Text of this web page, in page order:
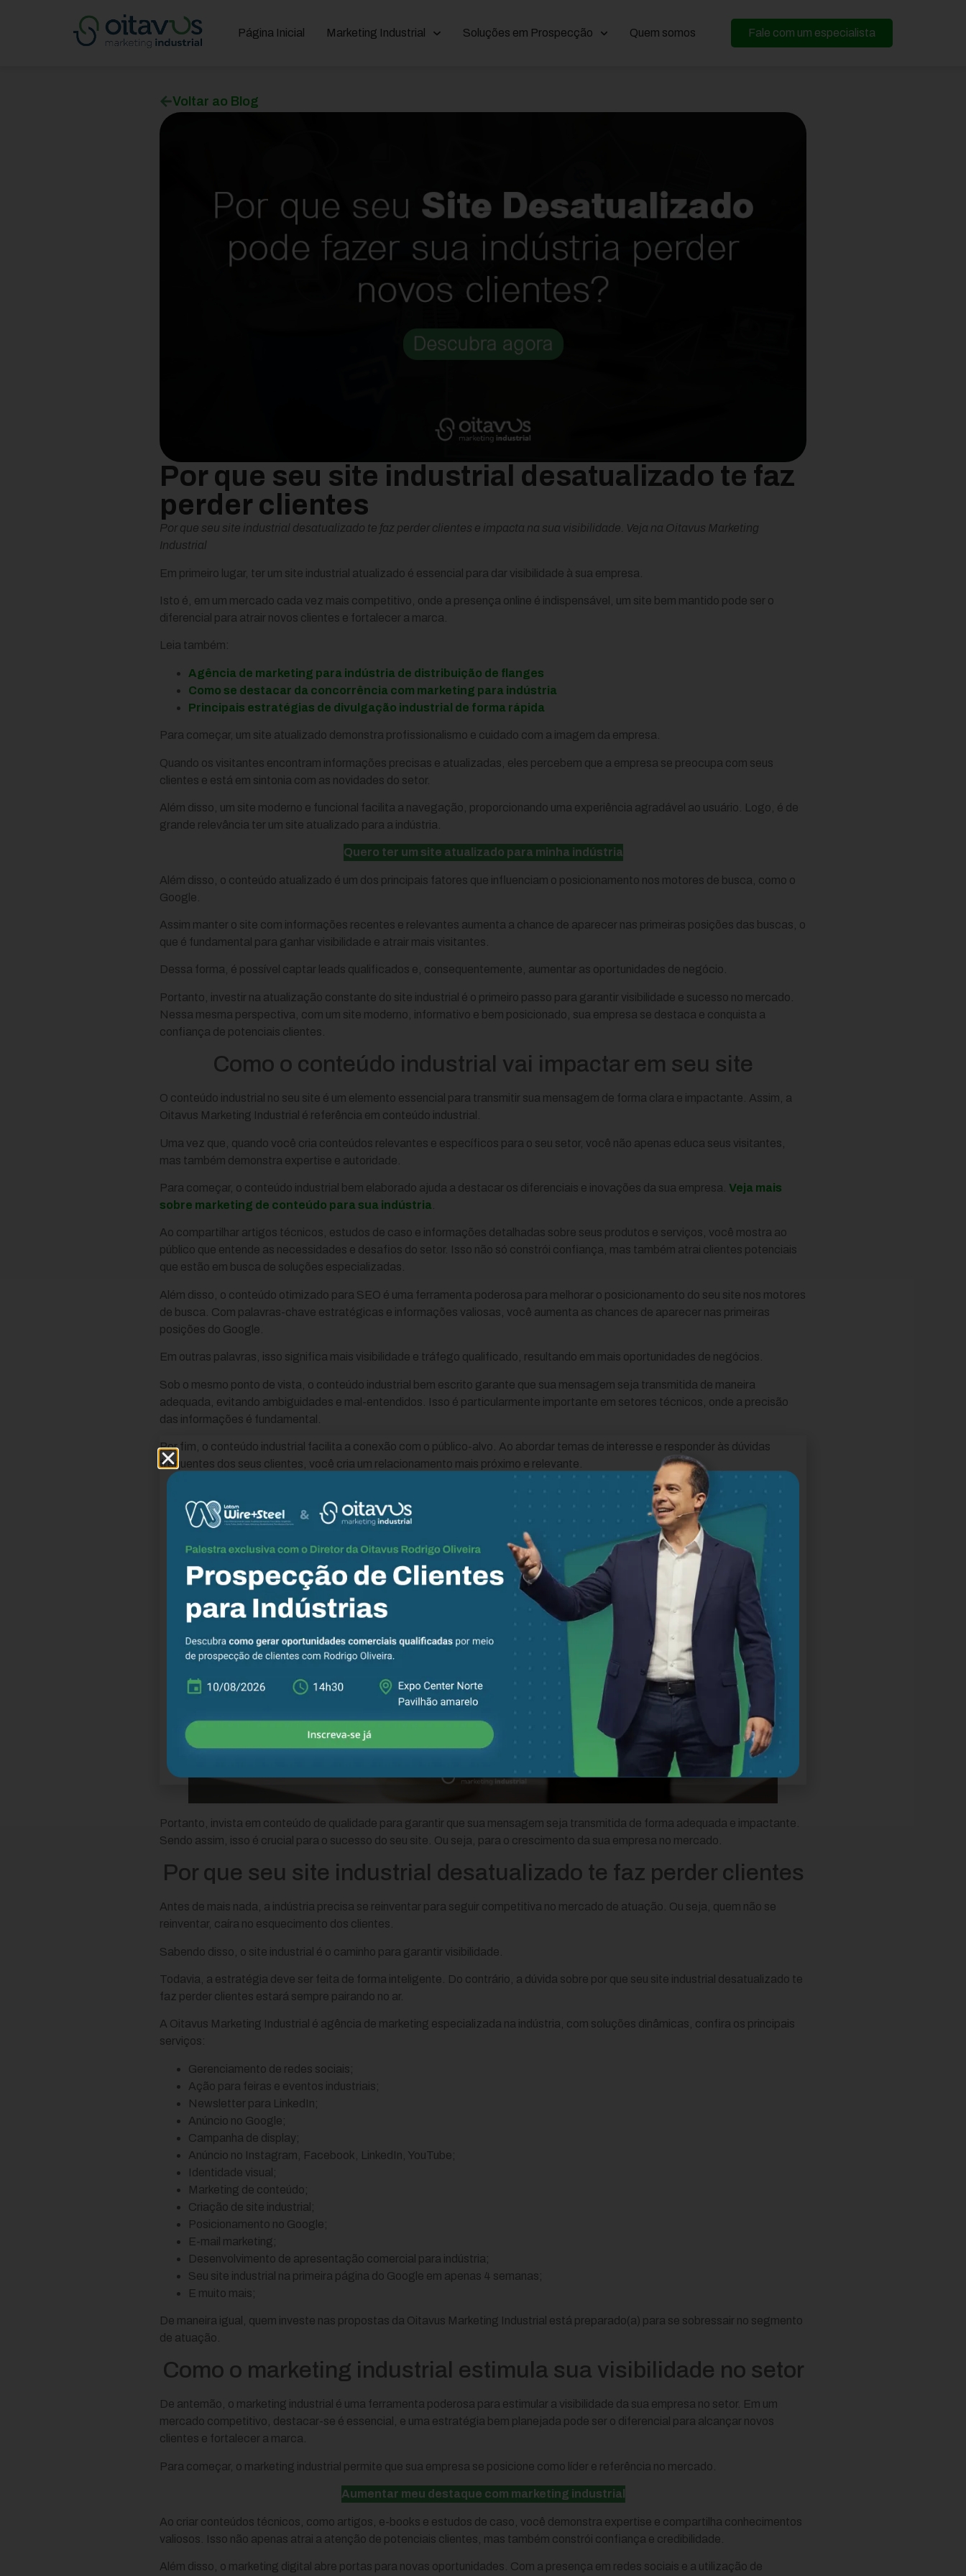
Página Inicial Marketing Industrial Soluções em Prospecção Quem somos Fale com um especialista
Voltar ao Blog
Por que seu site industrial desatualizado te faz
perder clientes
Por que seu site industrial desatualizado te faz perder clientes e impacta na sua visibilidade. Veja na Oitavus Marketing
Industrial
Em primeiro lugar, ter um site industrial atualizado é essencial para dar visibilidade à sua empresa.
Isto é, em um mercado cada vez mais competitivo, onde a presença online é indispensável, um site bem mantido pode ser o
diferencial para atrair novos clientes e fortalecer a marca.
Leia também:
Agência de marketing para indústria de distribuição de flanges
Como se destacar da concorrência com marketing para indústria
Principais estratégias de divulgação industrial de forma rápida
Para começar, um site atualizado demonstra profissionalismo e cuidado com a imagem da empresa.
Quando os visitantes encontram informações precisas e atualizadas, eles percebem que a empresa se preocupa com seus
clientes e está em sintonia com as novidades do setor.
Além disso, um site moderno e funcional facilita a navegação, proporcionando uma experiência agradável ao usuário. Logo, é de
grande relevância ter um site atualizado para a indústria.
Quero ter um site atualizado para minha indústria
Além disso, o conteúdo atualizado é um dos principais fatores que influenciam o posicionamento nos motores de busca, como o
Google.
Assim manter o site com informações recentes e relevantes aumenta a chance de aparecer nas primeiras posições das buscas, o
que é fundamental para ganhar visibilidade e atrair mais visitantes.
Dessa forma, é possível captar leads qualificados e, consequentemente, aumentar as oportunidades de negócio.
Portanto, investir na atualização constante do site industrial é o primeiro passo para garantir visibilidade e sucesso no mercado.
Nessa mesma perspectiva, com um site moderno, informativo e bem posicionado, sua empresa se destaca e conquista a
confiança de potenciais clientes.
Como o conteúdo industrial vai impactar em seu site
O conteúdo industrial no seu site é um elemento essencial para transmitir sua mensagem de forma clara e impactante. Assim, a
Oitavus Marketing Industrial é referência em conteúdo industrial.
Uma vez que, quando você cria conteúdos relevantes e específicos para o seu setor, você não apenas educa seus visitantes,
mas também demonstra expertise e autoridade.
Para começar, o conteúdo industrial bem elaborado ajuda a destacar os diferenciais e inovações da sua empresa. Veja mais
sobre marketing de conteúdo para sua indústria
Ao compartilhar artigos técnicos, estudos de caso e informações detalhadas sobre seus produtos e serviços, você mostra ao
público que entende as necessidades e desafios do setor. Isso não só constrói confiança, mas também atrai clientes potenciais
que estão em busca de soluções especializadas.
Além disso, o conteúdo otimizado para SEO é uma ferramenta poderosa para melhorar o posicionamento do seu site nos motores
de busca. Com palavras-chave estratégicas e informações valiosas, você aumenta as chances de aparecer nas primeiras
posições do Google.
Em outras palavras, isso significa mais visibilidade e tráfego qualificado, resultando em mais oportunidades de negócios.
Sob o mesmo ponto de vista, o conteúdo industrial bem escrito garante que sua mensagem seja transmitida de maneira
adequada, evitando ambiguidades e mal-entendidos. Isso é particularmente importante em setores técnicos, onde a precisão
das informações é fundamental.
Por fim, o conteúdo industrial facilita a conexão com o público-alvo. Ao abordar temas de interesse e responder às dúvidas
frequentes dos seus clientes, você cria um relacionamento mais próximo e relevante.
Portanto, invista em conteúdo de qualidade para garantir que sua mensagem seja transmitida de forma adequada e impactante.
Sendo assim, isso é crucial para o sucesso do seu site. Ou seja, para o crescimento da sua empresa no mercado.
Por que seu site industrial desatualizado te faz perder clientes
Antes de mais nada, a indústria precisa se reinventar para seguir competitiva no mercado de atuação. Ou seja, quem não se
reinventar, caíra no esquecimento dos clientes.
Sabendo disso, o site industrial é o caminho para garantir visibilidade.
Todavia, a estratégia deve ser feita de forma inteligente. Do contrário, a dúvida sobre por que seu site industrial desatualizado te
faz perder clientes estará sempre pairando no ar.
A Oitavus Marketing Industrial é agência de marketing especializada na indústria, com soluções dinâmicas, confira os principais
serviços:
Gerenciamento de redes sociais;
Ação para feiras e eventos industriais;
Newsletter para LinkedIn;
Anúncio no Google;
Campanha de display;
Anúncio no Instagram, Facebook, LinkedIn, YouTube;
Identidade visual;
Marketing de conteúdo;
Criação de site industrial;
Posicionamento no Google;
E-mail marketing;
Desenvolvimento de apresentação comercial para indústria;
Seu site industrial na primeira página do Google em apenas 4 semanas;
E muito mais;
De maneira igual, quem investe nas propostas da Oitavus Marketing Industrial está preparado(a) para se sobressair no segmento
de atuação.
Como o marketing industrial estimula sua visibilidade no setor
De antemão, o marketing industrial é uma ferramenta poderosa para estimular a visibilidade da sua empresa no setor. Em um
mercado competitivo, destacar-se é essencial, e uma estratégia bem planejada pode ser o diferencial para alcançar novos
clientes e fortalecer a marca.
Para começar, o marketing industrial permite que sua empresa se posicione como líder e referência no mercado.
Aumentar meu destaque com marketing industrial
Ao criar conteúdos técnicos, como artigos, e-books e estudos de caso, você demonstra expertise e compartilha conhecimentos
valiosos. Isso não apenas atrai a atenção de potenciais clientes, mas também constrói confiança e credibilidade.
Além disso, o marketing digital abre portas para novas oportunidades. Com a presença em redes sociais e a utilização de